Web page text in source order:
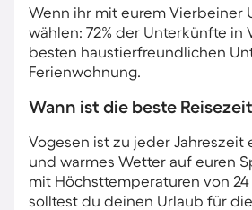
Wenn ihr mit eurem Vierbeiner
wählen: 72% der Unterkünfte
besten haustierfreundlichen
Ferienwohnung.
Wann ist die beste
Vogesen ist zu jeder Jahreszeit
und warmes Wetter auf euren
mit Höchsttemperaturen von
solltest du deinen Urlaub für